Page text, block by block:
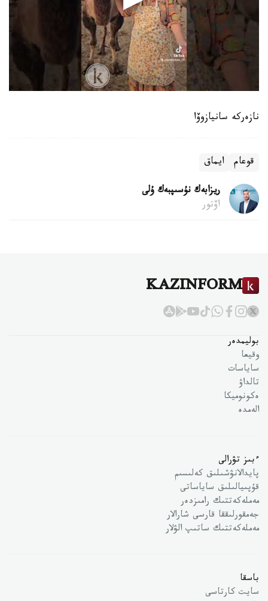
نازەركە سانيازوۆا
قوعام ايماق
ريزابەك نۇسىپبەك ۇلى
اۆتور
KAZINFORM
بوليمدەر
وقيعا
ساياسات
تالداۋ
ەكونوميكا
الەمدە
ءبىز تۋرالى
پايدالانۋشىلىق كەلىسىم
قۇپىيالىلىق ساياساتى
مەملەكەتتىك رامىزدەر
جەمقورلىققا قارسى شارالار
مەملەكەتتىك ساتىپ الۋلار
باسقا
سايت كارتاسى